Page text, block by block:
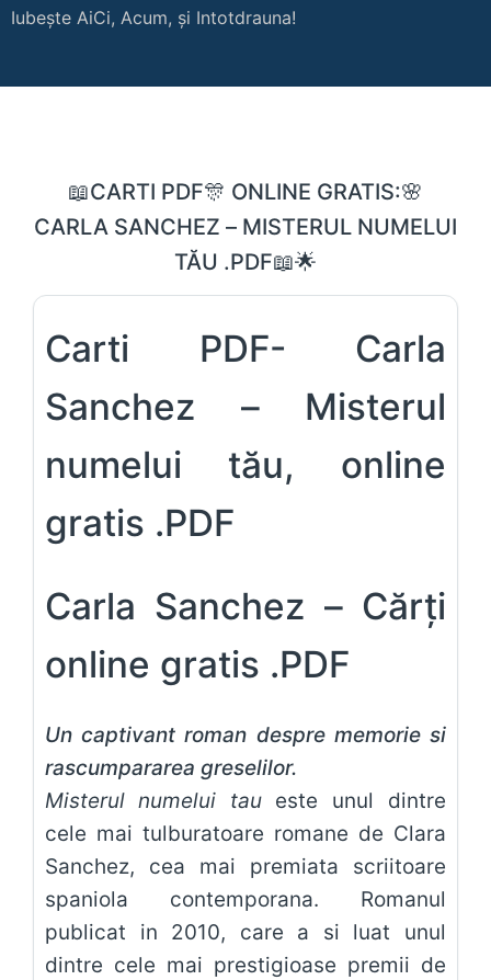
Iubește AiCi, Acum, și Intotdrauna!
📖CARTI PDF🎊 ONLINE GRATIS:🌸
CARLA SANCHEZ – MISTERUL NUMELUI
TĂU .PDF📖🌟
Carti PDF- Carla
Sanchez – Misterul
numelui tău, online
gratis .PDF
Carla Sanchez – Cărți
online gratis .PDF
Un captivant roman despre memorie si
rascumpararea greselilor.
Misterul numelui tau este unul dintre
cele mai tulburatoare romane de Clara
Sanchez, cea mai premiata scriitoare
spaniola contemporana. Romanul
publicat in 2010, care a si luat unul
dintre cele mai prestigioase premii de